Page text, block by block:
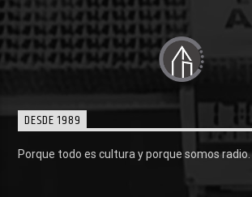
DESDE 1989
Porque todo es cultura y porque somos radio.